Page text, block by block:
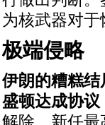
为核武器对于
极端侵略
伊朗的糟糕
盛顿达成协议